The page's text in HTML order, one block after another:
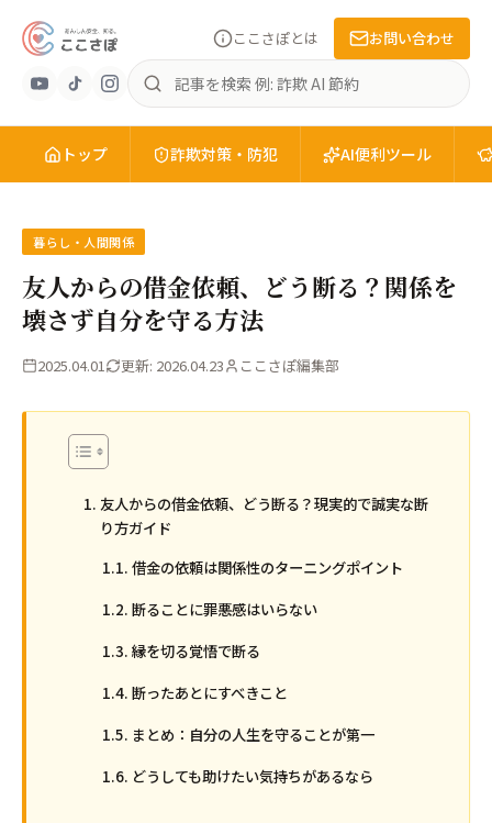
あ
ん
ん
全
知
る。
こ
こ
さ
ぽ
記
事
を
索
ここさぽとは お問い合わせ
トップ 詐欺対策・防犯 AI便利ツール
暮らし・人間関係
友人からの借金依頼、どう断る？関係を
壊さず自分を守る方法
2025.04.01 更新: 2026.04.23 ここさぽ編集部
友人からの借金依頼、どう断る？現実的で誠実な断
り方ガイド
借金の依頼は関係性のターニングポイント
断ることに罪悪感はいらない
縁を切る覚悟で断る
断ったあとにすべきこと
まとめ：自分の人生を守ることが第一
どうしても助けたい気持ちがあるなら